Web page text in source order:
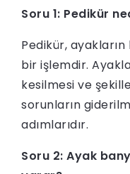
Soru 1: Pedikür
Pedikür, ayakların
bir işlemdir.
kesilmesi ve
sorunların
adımlarıdır.
Soru 2: Ayak